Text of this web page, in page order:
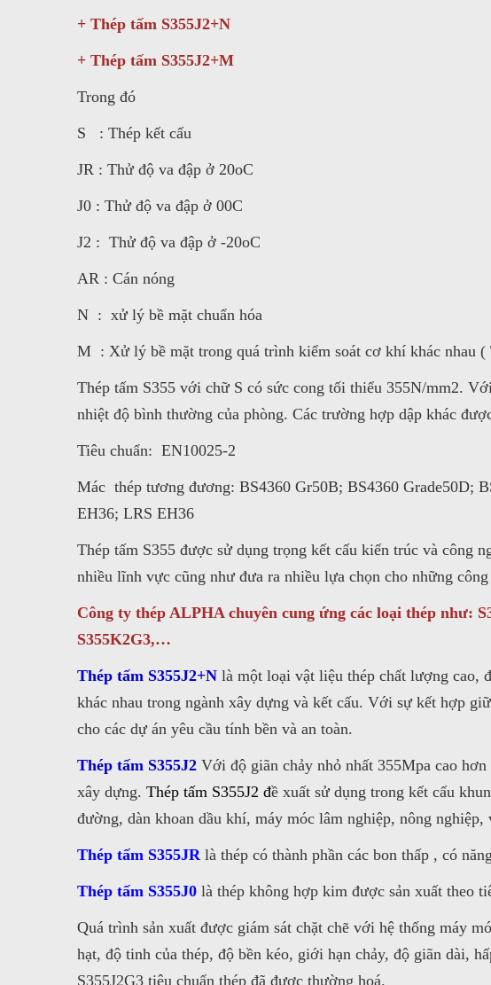
+ Thép tấm S355J2+N
+ Thép tấm S355J2+M
Trong đó
S : Thép kết cấu
JR : Thử độ va đập ở 20oC
J0 : Thử độ va đập ở 00C
J2 : Thử độ va đập ở -20oC
AR : Cán nóng
N : xử lý bề mặt chuẩn hóa
M : Xử lý bề mặt trong quá trình kiểm soát cơ khí khác nhau (
Thép tấm S355 với chữ S có sức cong tối thiểu 355N/mm2.
nhiệt độ bình thường của phòng. Các trường hợp dập khác
Tiêu chuẩn: EN10025-2
Mác thép tương đương: BS4360 Gr50B; BS4360 Grade50D;
EH36; LRS EH36
Thép tấm S355 được sử dụng trọng kết cấu kiến trúc và công
nhiều lĩnh vực cũng như đưa ra nhiều lựa chọn cho những
Công ty thép ALPHA chuyên cung ứng các loại thép như:
S355K2G3,…
Thép tấm S355J2+N là một loại vật liệu thép chất lượng cao,
khác nhau trong ngành xây dựng và kết cấu. Với sự kết hợp
cho các dự án yêu cầu tính bền và an toàn.
Thép tấm S355J2 Với độ giãn chảy nhỏ nhất 355Mpa cao
xây dựng. Thép tấm S355J2 đề xuất sử dụng trong kết cấu
đường, dàn khoan dầu khí, máy móc lâm nghiệp, nông
Thép tấm S355JRlà thép có thành phần các bon thấp , có
Thép tấm S355J0 là thép không hợp kim được sản xuất theo
Quá trình sản xuất được giám sát chặt chẽ với hệ thống máy
hạt, độ tinh của thép, độ bền kéo, giới hạn chảy, độ giãn dài,
S355J2G3 tiêu chuẩn thép đã được thường hoá.